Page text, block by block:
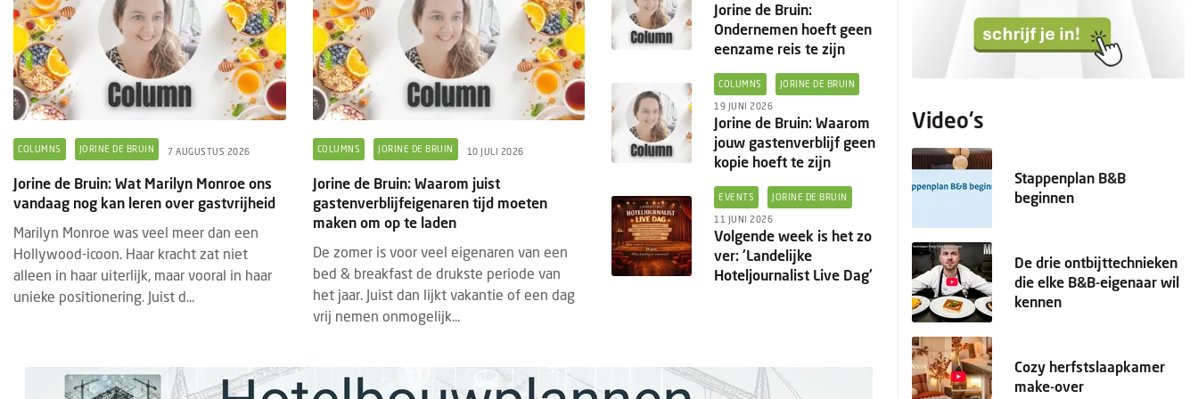
COLUMNS JORINE DE BRUIN 7 AUGUSTUS 2026
Jorine de Bruin: Wat Marilyn Monroe ons
vandaag nog kan leren over gastvrijheid
Marilyn Monroe was veel meer dan een
Hollywood-icoon. Haar kracht zat niet
alleen in haar uiterlijk, maar vooral in haar
unieke positionering. Juist d...
COLUMNS JORINE DE BRUIN 10 JULI 2026
Jorine de Bruin: Waarom juist
gastenverblijfeigenaren tijd moeten
maken om op te laden
De zomer is voor veel eigenaren van een
bed & breakfast de drukste periode van
het jaar. Juist dan lijkt vakantie of een dag
vrij nemen onmogelijk...
Jorine de Bruin:
Ondernemen hoeft geen
eenzame reis te zijn
COLUMNS JORINE DE BRUIN
19 JUNI 2026
Jorine de Bruin: Waarom
jouw gastenverblijf geen
kopie hoeft te zijn
EVENTS JORINE DE BRUIN
11 JUNI 2026
Volgende week is het zo
ver: 'Landelijke
Hoteljournalist Live Dag'
Video's
Stappenplan B&B
beginnen
De drie ontbijttechnieken
die elke B&B-eigenaar wil
kennen
Cozy herfstslaapkamer
make-over